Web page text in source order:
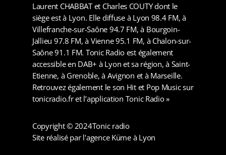
Laurent CHABBAT et Charles COUTY dont le
siège est à Lyon. Elle diffuse à Lyon 98.4 FM, à
Villefranche-sur-Saône 94.7 FM, à Bourgoin-
Jallieu 97.8 FM, à Vienne 95.1 FM, à Chalon-sur-
Saône 91.1 FM. Tonic Radio est également
accessible en DAB+ à Lyon et sa région, à Saint-
Etienne, à Grenoble, à Avignon et à Marseille.
Retrouvez également le son Hit et Pop Music sur
tonicradio.fr et l’application Tonic Radio »
Copyright © 2024Tonic radio
Site réalisé par l'agence Küme à Lyon